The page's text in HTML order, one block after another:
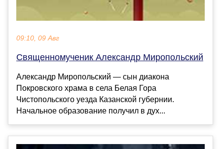
09:10, 09 Авг
Священномученик Александр Миропольский
Александр Миропольский — сын диакона
Покровского храма в села Белая Гора
Чистопольского уезда Казанской губернии.
Начальное образование получил в дух...